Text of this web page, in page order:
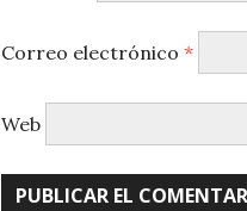
Correo electrónico *
Web